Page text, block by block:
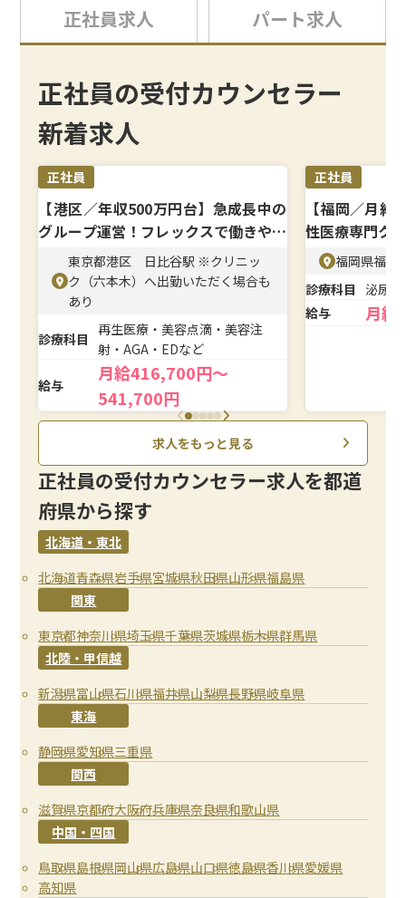
正社員求人 パート求人
正社員の受付カウンセラー
新着求人
正社員
【港区／年収500万円台】急成長中の
グループ運営！フレックスで働きやす
東京都港区 日比谷駅 ※クリニッ
ク（六本木）へ出勤いただく場合も
あり
診療科目
再生医療・美容点滴・美容注
射・AGA・EDなど
給与
月給416,700円～
541,700円
正社員
【福岡／月給
性医療専門ク
福岡県福岡
診療科目
泌尿
給与
月給
求人をもっと見る
正社員の受付カウンセラー求人を都道
府県から探す
北海道・東北
北海道青森県岩手県宮城県秋田県山形県福島県
関東
東京都神奈川県埼玉県千葉県茨城県栃木県群馬県
北陸・甲信越
新潟県富山県石川県福井県山梨県長野県岐阜県
東海
静岡県愛知県三重県
関西
滋賀県京都府大阪府兵庫県奈良県和歌山県
中国・四国
鳥取県島根県岡山県広島県山口県徳島県香川県愛媛県
高知県